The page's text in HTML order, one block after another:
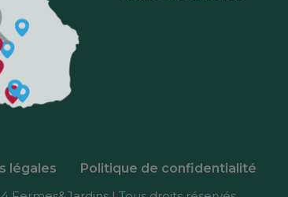
légales
Politique de confidentialité